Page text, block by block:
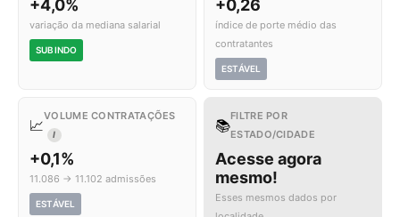
+4,0%
variação da mediana salarial
SUBINDO
+0,26
índice de porte médio das
contratantes
ESTÁVEL
📈
VOLUME CONTRATAÇÕES
I
+0,1%
11.086 → 11.102 admissões
ESTÁVEL
📚
FILTRE POR
ESTADO/CIDADE
Acesse agora
mesmo!
Esses mesmos dados por